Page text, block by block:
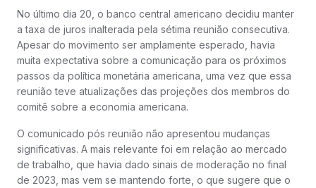
No último dia 20, o banco central americano decidiu manter
a taxa de juros inalterada pela sétima reunião consecutiva.
Apesar do movimento ser amplamente esperado, havia
muita expectativa sobre a comunicação para os próximos
passos da política monetária americana, uma vez que essa
reunião teve atualizações das projeções dos membros do
comitê sobre a economia americana.
O comunicado pós reunião não apresentou mudanças
significativas. A mais relevante foi em relação ao mercado
de trabalho, que havia dado sinais de moderação no final
de 2023, mas vem se mantendo forte, o que sugere que o